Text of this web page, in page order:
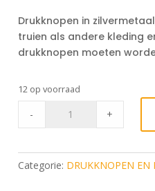
Drukknopen in
truien als andere kleding
drukknopen moeten
12 op voorraad
Aannaaidrukknopen
doorsnee*
quantity
- +
Categorie: DRUKKNOPEN EN